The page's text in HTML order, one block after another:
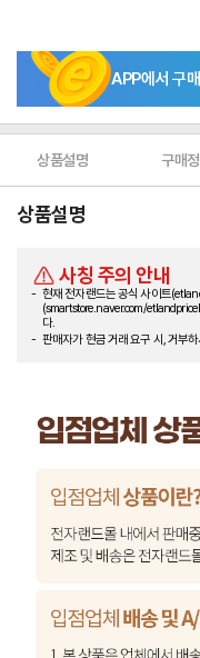
APP에서 구
상품설명 구매
상품설명
사칭 주의 안내
현재 전자랜드는 공식 사이트
(smartstore.naver.com/
다.
판매자가 현금 거래 요구 시, 거부